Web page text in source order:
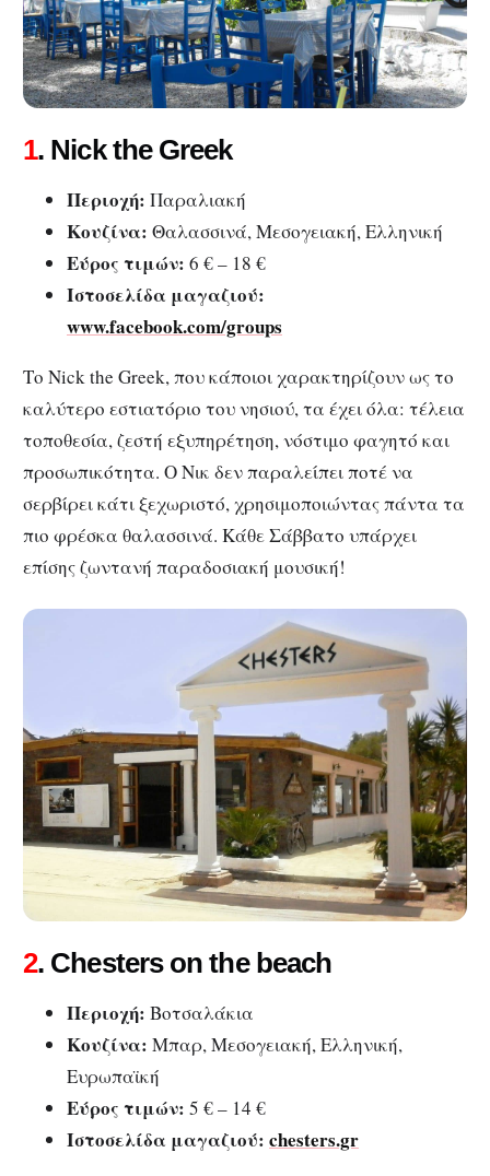
1. Nick the Greek
Περιοχή: Παραλιακή
Κουζίνα: Θαλασσινά, Μεσογειακή, Ελληνική
Εύρος τιμών: 6 € – 18 €
Ιστοσελίδα μαγαζιού:
www.facebook.com/groups
Το Nick the Greek, που κάποιοι χαρακτηρίζουν ως το
καλύτερο εστιατόριο του νησιού, τα έχει όλα: τέλεια
τοποθεσία, ζεστή εξυπηρέτηση, νόστιμο φαγητό και
προσωπικότητα. Ο Νικ δεν παραλείπει ποτέ να
σερβίρει κάτι ξεχωριστό, χρησιμοποιώντας πάντα τα
πιο φρέσκα θαλασσινά. Κάθε Σάββατο υπάρχει
επίσης ζωντανή παραδοσιακή μουσική!
2. Chesters on the beach
Περιοχή: Βοτσαλάκια
Κουζίνα: Μπαρ, Μεσογειακή, Ελληνική,
Ευρωπαϊκή
Εύρος τιμών: 5 € – 14 €
Ιστοσελίδα μαγαζιού: chesters.gr